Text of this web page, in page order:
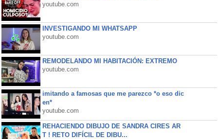
youtube.com
INVESTIGANDO MI WHATSAPP
youtube.com
REMODELANDO MI HABITACIÓN: EXTREMO
youtube.com
imitando a famosas que me parezco *o eso dic
en*
youtube.com
REHACIENDO DIBUJO DE SANDRA CIRES AR
T ! RETO DIFÍCIL DE DIBU...